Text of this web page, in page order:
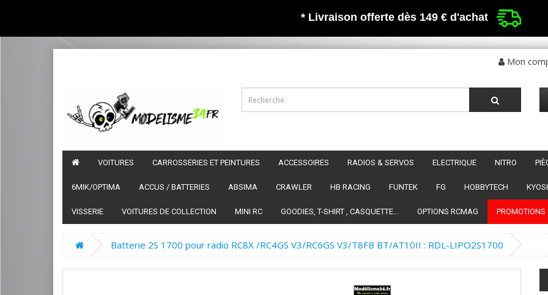
* Livraison offerte dès 149 € d'achat
Mon
VOITURES CARROSSERIES ET PEINTURES ACCESSOIRES RADIOS & SERVOS ELECTRIQUE NITRO
6MIK/OPTIMA ACCUS / BATTERIES ABSIMA CRAWLER HB RACING FUNTEK FG HOBBYTECH
VISSERIE VOITURES DE COLLECTION MINI RC GOODIES, T-SHIRT , CASQUETTE... OPTIONS RCMAG PROMOTIONS
Batterie 2S 1700 pour radio RC8X /RC4GS V3/RC6GS V3/T8FB BT/AT10II : RDL-LIPO2S1700